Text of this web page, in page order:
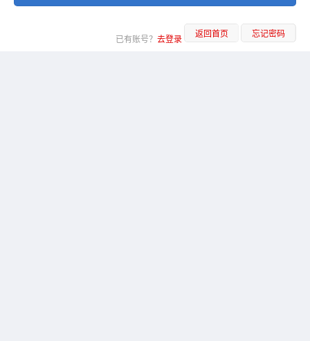
已有账号？ 去登录 返回首页 忘记密码